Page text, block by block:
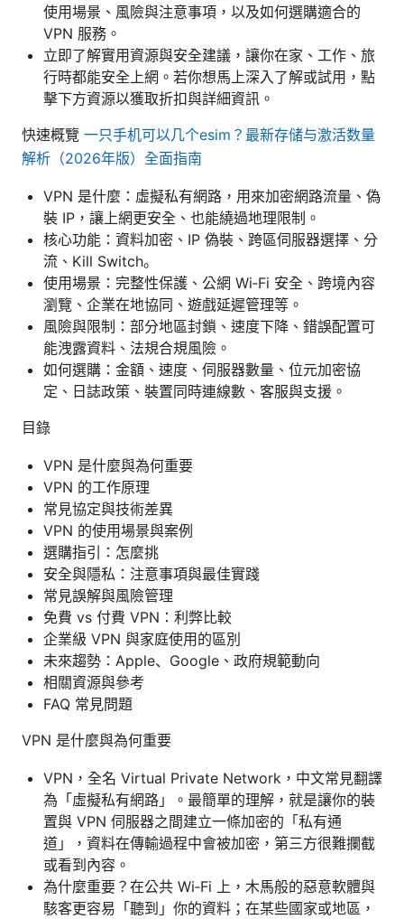
使用場景、風險與注意事項，以及如何選購適合的
VPN 服務。
立即了解實用資源與安全建議，讓你在家、工作、旅
行時都能安全上網。若你想馬上深入了解或試用，點
擊下方資源以獲取折扣與詳細資訊。
快速概覽 一只手机可以几个esim？最新存储与激活数量
解析（2026年版）全面指南
VPN 是什麼：虛擬私有網路，用來加密網路流量、偽
裝 IP，讓上網更安全、也能繞過地理限制。
核心功能：資料加密、IP 偽裝、跨區伺服器選擇、分
流、Kill Switch。
使用場景：完整性保護、公網 Wi‑Fi 安全、跨境內容
瀏覽、企業在地協同、遊戲延遲管理等。
風險與限制：部分地區封鎖、速度下降、錯誤配置可
能洩露資料、法規合規風險。
如何選購：金額、速度、伺服器數量、位元加密協
定、日誌政策、裝置同時連線數、客服與支援。
目錄
VPN 是什麼與為何重要
VPN 的工作原理
常見協定與技術差異
VPN 的使用場景與案例
選購指引：怎麼挑
安全與隱私：注意事項與最佳實踐
常見誤解與風險管理
免費 vs 付費 VPN：利弊比較
企業級 VPN 與家庭使用的區別
未來趨勢：Apple、Google、政府規範動向
相關資源與參考
FAQ 常見問題
VPN 是什麼與為何重要
VPN，全名 Virtual Private Network，中文常見翻譯
為「虛擬私有網路」。最簡單的理解，就是讓你的裝
置與 VPN 伺服器之間建立一條加密的「私有通
道」，資料在傳輸過程中會被加密，第三方很難攔截
或看到內容。
為什麼重要？在公共 Wi‑Fi 上，木馬般的惡意軟體與
駭客更容易「聽到」你的資料；在某些國家或地區，